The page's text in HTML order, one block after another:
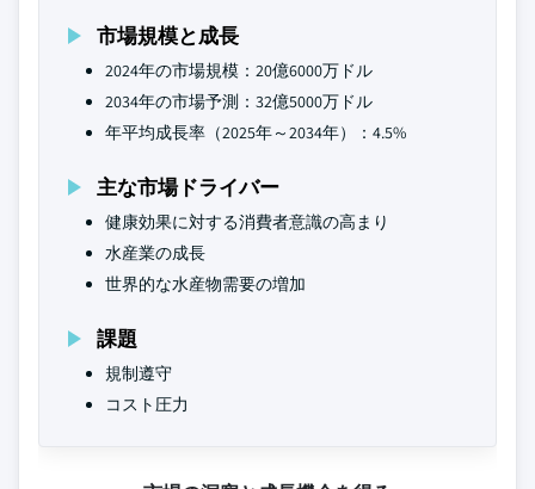
市場規模と成長
2024年の市場規模：20億6000万ドル
2034年の市場予測：32億5000万ドル
年平均成長率（2025年～2034年）：4.5%
主な市場ドライバー
健康効果に対する消費者意識の高まり
水産業の成長
世界的な水産物需要の増加
課題
規制遵守
コスト圧力